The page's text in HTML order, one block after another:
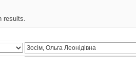
results.